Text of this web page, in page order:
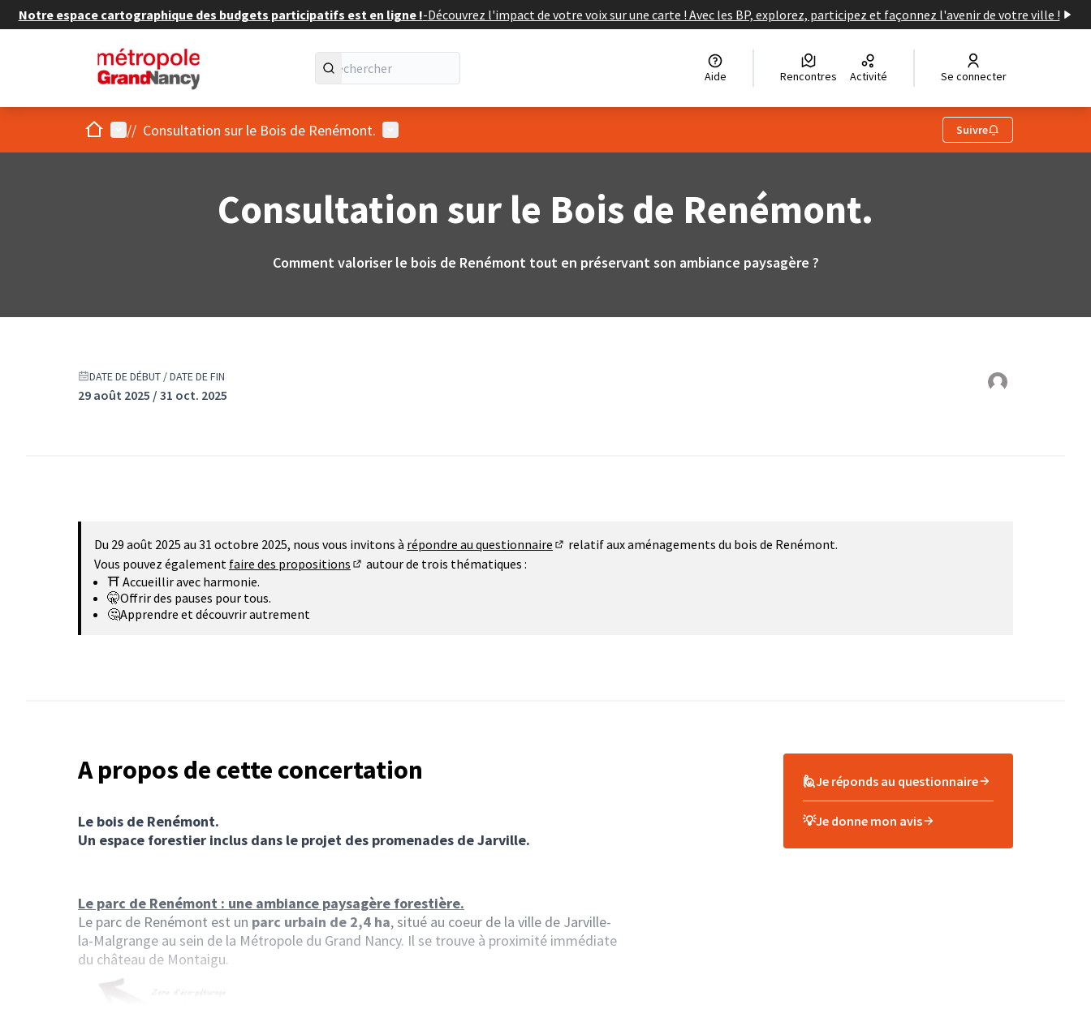
Notre espace cartographique des budgets participatifs est en ligne !-Découvrez l'impact de votre voix sur une carte ! Avec les BP, explorez, participez et façonnez l'avenir de votre ville !
Aide Rencontres Activité Se connecter
AccueilMenu principal
// Consultation sur le Bois de Renémont. Menu utilisateur Suivre
Consultation sur le Bois de Renémont.
Comment valoriser le bois de Renémont tout en préservant son ambiance paysagère ?
DATE DE DÉBUT / DATE DE FIN
29 août 2025 / 31 oct. 2025
Du 29 août 2025 au 31 octobre 2025, nous vous invitons à répondre au questionnaire
relatif aux aménagements du bois de Renémont.
Vous pouvez également faire des propositions
autour de trois thématiques :
⛩️ Accueillir avec harmonie.
🤫Offrir des pauses pour tous.
🤔Apprendre et découvrir autrement
A propos de cette concertation
Le bois de Renémont.
Un espace forestier inclus dans le projet des promenades de Jarville.
Le parc de Renémont : une ambiance paysagère forestière.
Le parc de Renémont est un parc urbain de 2,4 ha, situé au coeur de la ville de Jarville-
la-Malgrange au sein de la Métropole du Grand Nancy. Il se trouve à proximité immédiate
du château de Montaigu.
🙋Je réponds au questionnaire
💡Je donne mon avis